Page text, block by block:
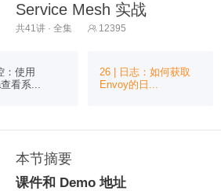
Service Mesh 实战
共41讲 · 全集  12395
：使用
看系...
26 | 日志：如何获取
Envoy的日...
本节摘要
课件和 Demo 地址